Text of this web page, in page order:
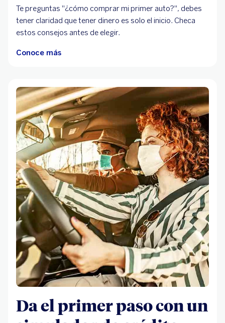
Te preguntas "¿cómo comprar mi primer auto?", debes
tener claridad que tener dinero es solo el inicio. Checa
estos consejos antes de elegir.
Conoce más
Da el primer paso con un